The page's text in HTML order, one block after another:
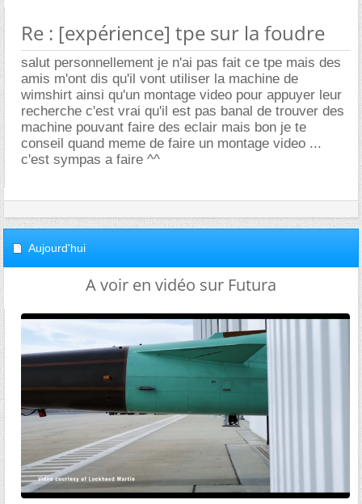
Re : [expérience] tpe sur la foudre
salut personnellement je n'ai pas fait ce tpe mais des
amis m'ont dis qu'il vont utiliser la machine de
wimshirt ainsi qu'un montage video pour appuyer leur
recherche c'est vrai qu'il est pas banal de trouver des
machine pouvant faire des eclair mais bon je te
conseil quand meme de faire un montage video ...
c'est sympas a faire ^^
Aujourd'hui
A voir en vidéo sur Futura